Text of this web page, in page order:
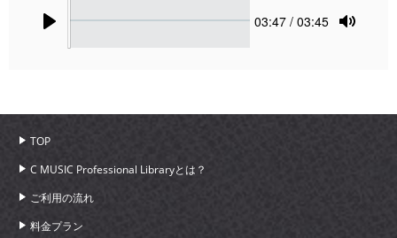
Current
03:47 / 03:45
TOP
C MUSIC Professional Libraryとは？
ご利用の流れ
料金プラン